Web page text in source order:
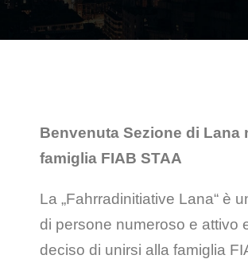
Benvenuta Sezione di Lana
famiglia FIAB STAA
La „Fahrradinitiative Lana“ è
di persone numeroso e attivo
deciso di unirsi alla famiglia